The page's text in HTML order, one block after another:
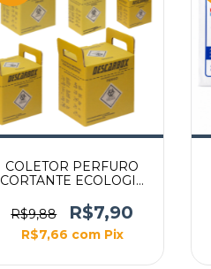
COLETOR PERFURO
CORTANTE ECOLOGIC
R$9,88
R$7,90
R$7,66 com Pix